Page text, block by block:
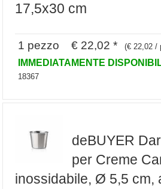
17,5x30 cm
1 pezzo € 22,02 * (€ 22,02 /
IMMEDIATAMENTE
18367
deBUYER
per Creme
inossidabile, Ø 5,5 cm,